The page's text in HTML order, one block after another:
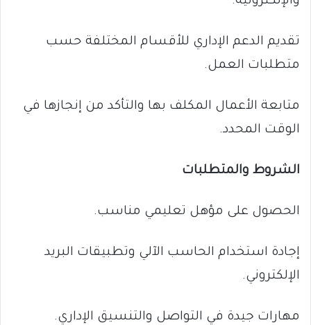
تقديم الدعم الإداري للأقسام المختلفة حسب
متطلبات العمل.
متابعة الأعمال المكلف بها والتأكد من إنجازها في
الوقت المحدد.
الشروط والمتطلبات
الحصول على مؤهل تعليمي مناسب.
إجادة استخدام الحاسب الآلي وتطبيقات البريد
الإلكتروني.
مهارات جيدة في التواصل والتنسيق الإداري.